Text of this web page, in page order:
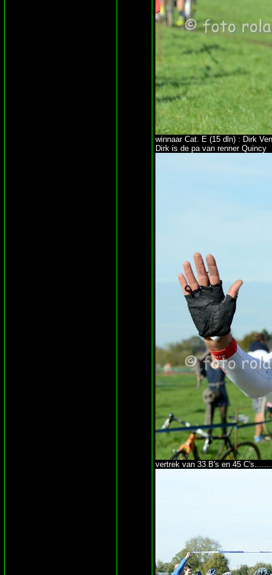
winnaar Cat. E (15 dln) : Dirk
Dirk is de pa van renner Quincy
vertrek van 33 B's en 45 C's.......